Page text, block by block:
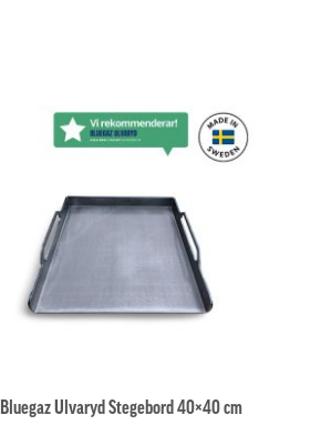
Bluegaz Ulvaryd Stegebord 40×40 cm